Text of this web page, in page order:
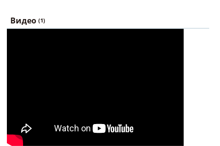
Видео (1)